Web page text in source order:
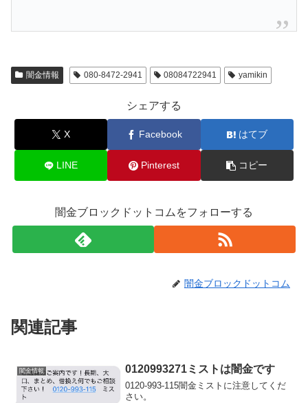
闇金情報 080-8472-2941 08084722941 yamikin
シェアする
X Facebook はてブ
LINE Pinterest コピー
闇金ブロックドットコムをフォローする
闇金ブロックドットコム
関連記事
闇金情報 0120993271ミストは闇金です
0120-993-115闇金ミストに注意してくだ
さい。